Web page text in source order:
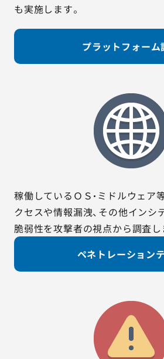
も実施します。
プラットフォーム
稼働しているＯＳ・ミドルウェア
クセスや情報漏洩、その他インシ
脆弱性を攻撃者の視点から調査し
ペネトレーション